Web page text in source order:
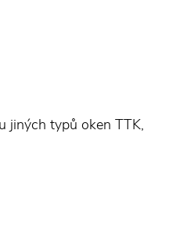
jiných typů oken TTK,